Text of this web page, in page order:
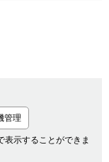
管理
表示することができま